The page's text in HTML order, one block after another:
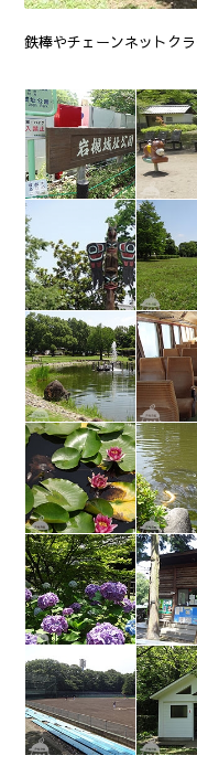
鉄棒やチェーンネットク